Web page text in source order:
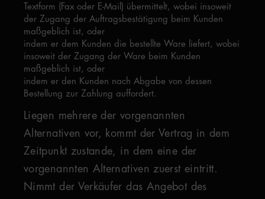
Textform (Fax oder E-Mail) übermittelt, wobei insoweit
der Zugang der Auftragsbestätigung beim Kunden
maßgeblich ist, oder
indem er dem Kunden die bestellte Ware liefert, wobei
insoweit der Zugang der Ware beim Kunden
maßgeblich ist, oder
indem er den Kunden nach Abgabe von dessen
Bestellung zur Zahlung auffordert.
Liegen mehrere der vorgenannten
Alternativen vor, kommt der Vertrag in dem
Zeitpunkt zustande, in dem eine der
vorgenannten Alternativen zuerst eintritt.
Nimmt der Verkäufer das Angebot des